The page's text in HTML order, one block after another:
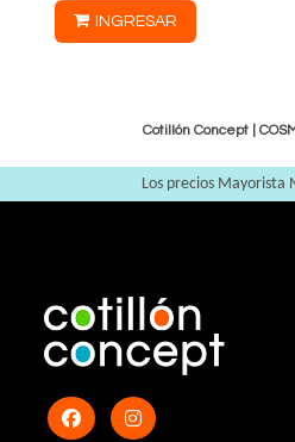
INGRESAR
Cotillón Concept |
Los precios Mayorista